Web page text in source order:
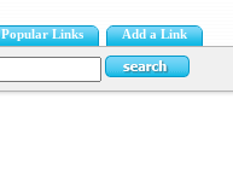
Popular Links Add a Link